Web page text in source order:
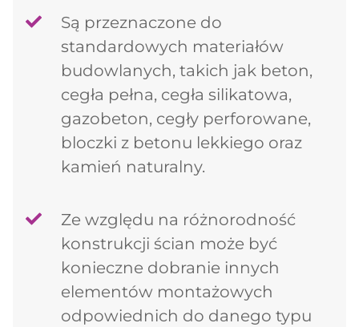
Są przeznaczone do
standardowych materiałów
budowlanych, takich jak beton,
cegła pełna, cegła silikatowa,
gazobeton, cegły perforowane,
bloczki z betonu lekkiego oraz
kamień naturalny.
Ze względu na różnorodność
konstrukcji ścian może być
konieczne dobranie innych
elementów montażowych
odpowiednich do danego typu